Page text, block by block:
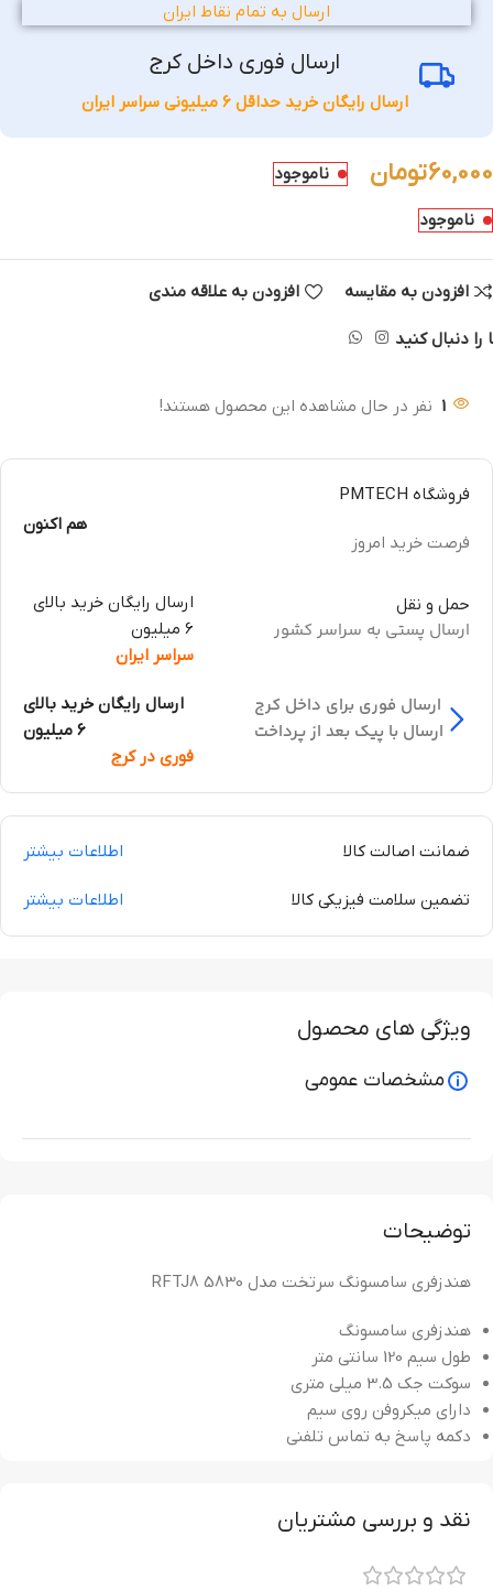
ارسال به تمام نقاط ایران
ارسال فوری داخل کرج
ارسال رایگان خرید حداقل 6 میلیونی سراسر ایران
60,000تومان ناموجود
ناموجود
افزودن به مقایسه افزودن به علاقه مندی
را دنبال کنید
1 نفر در حال مشاهده این محصول هستند!
فروشگاه PMTECH
فرصت خرید امروز
هم اکنون
حمل و نقل
ارسال پستی به سراسر کشور
ارسال رایگان خرید بالای
6 میلیون
سراسر ایران
ارسال فوری برای داخل کرج
ارسال با پیک بعد از پرداخت
ارسال رایگان خرید بالای
6 میلیون
فوری در کرج
ضمانت اصالت کالا اطلاعات بیشتر
تضمین سلامت فیزیکی کالا اطلاعات بیشتر
توضیحات
هندزفری سامسونگ سرتخت مدل 5830 RFTJ8
هندزفری سامسونگ
طول سیم 120 سانتی متر
سوکت جک 3.5 میلی متری
دارای میکروفن روی سیم
دکمه پاسخ به تماس تلفنی
ویژگی های محصول
مشخصات عمومی
نقد و بررسی مشتریان